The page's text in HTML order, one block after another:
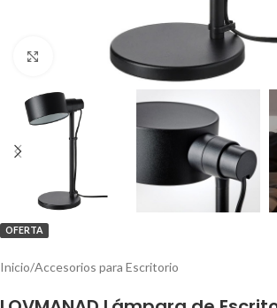
Clic para ampliar
OFERTA
Inicio/Accesorios para Escritorio